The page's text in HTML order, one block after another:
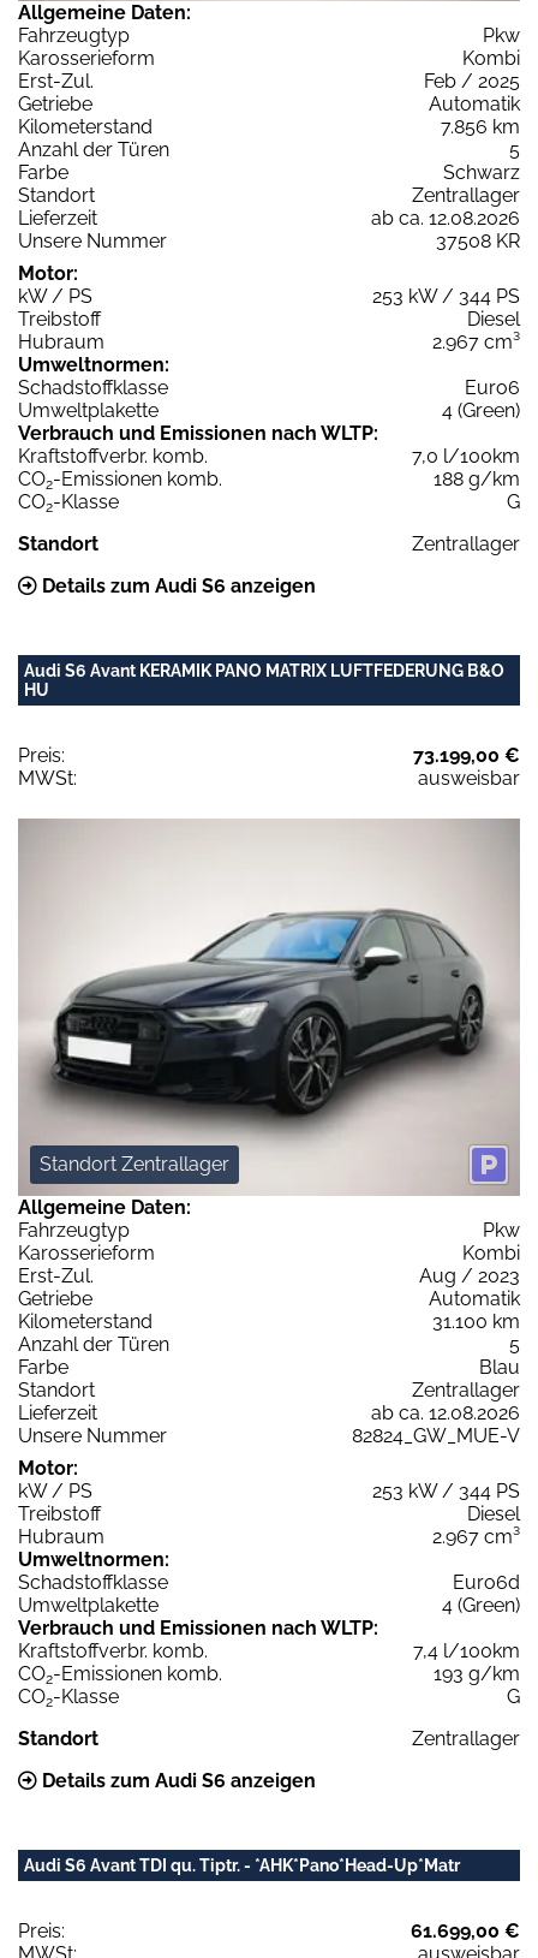
Allgemeine Daten:
Fahrzeugtyp
Pkw
Karosserieform
Kombi
Erst-Zul.
Feb / 2025
Getriebe
Automatik
Kilometerstand
7.856 km
Anzahl der Türen
5
Farbe
Schwarz
Standort
Zentrallager
Lieferzeit
ab ca. 12.08.2026
Unsere Nummer
37508 KR
Motor:
kW / PS
253 kW / 344 PS
Treibstoff
Diesel
Hubraum
2.967 cm³
Umweltnormen:
Schadstoffklasse
Euro6
Umweltplakette
4 (Green)
Verbrauch und Emissionen nach WLTP:
Kraftstoffverbr. komb.
7,0 l/100km
CO2-Emissionen komb.
188 g/km
CO2-Klasse
G
Standort
Zentrallager
Details zum Audi S6 anzeigen
Audi S6 Avant KERAMIK PANO MATRIX LUFTFEDERUNG B&O
HU
Preis:
73.199,00 €
MWSt:
ausweisbar
Standort Zentrallager
Allgemeine Daten:
Fahrzeugtyp
Pkw
Karosserieform
Kombi
Erst-Zul.
Aug / 2023
Getriebe
Automatik
Kilometerstand
31.100 km
Anzahl der Türen
5
Farbe
Blau
Standort
Zentrallager
Lieferzeit
ab ca. 12.08.2026
Unsere Nummer
82824_GW_MUE-V
Motor:
kW / PS
253 kW / 344 PS
Treibstoff
Diesel
Hubraum
2.967 cm³
Umweltnormen:
Schadstoffklasse
Euro6d
Umweltplakette
4 (Green)
Verbrauch und Emissionen nach WLTP:
Kraftstoffverbr. komb.
7,4 l/100km
CO2-Emissionen komb.
193 g/km
CO2-Klasse
G
Standort
Zentrallager
Details zum Audi S6 anzeigen
Audi S6 Avant TDI qu. Tiptr. - *AHK*Pano*Head-Up*Matr
Preis:
61.699,00 €
MWSt:
ausweisbar